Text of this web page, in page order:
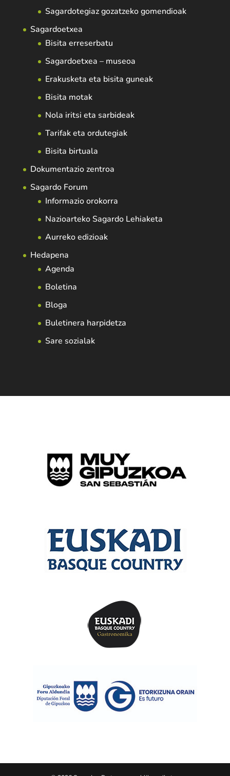
Sagardotegiaz gozatzeko gomendioak
Sagardoetxea
Bisita erreserbatu
Sagardoetxea – museoa
Erakusketa eta bisita guneak
Bisita motak
Nola iritsi eta sarbideak
Tarifak eta ordutegiak
Bisita birtuala
Dokumentazio zentroa
Sagardo Forum
Informazio orokorra
Nazioarteko Sagardo Lehiaketa
Aurreko edizioak
Hedapena
Agenda
Boletina
Bloga
Buletinera harpidetza
Sare sozialak